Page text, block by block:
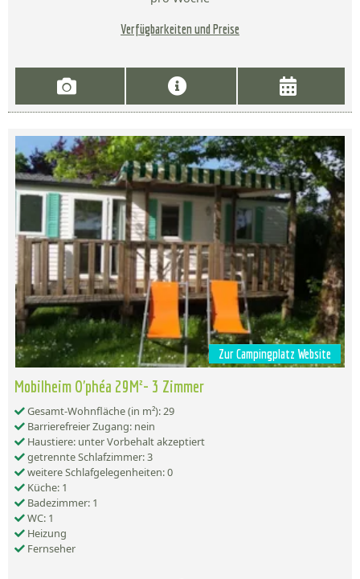
Verfügbarkeiten und Preise
Zur Campingplatz Website
Mobilheim O'phéa 29M²- 3 Zimmer
Gesamt-Wohnfläche (in m²): 29
Barrierefreier Zugang: nein
Haustiere: unter Vorbehalt akzeptiert
getrennte Schlafzimmer: 3
weitere Schlafgelegenheiten: 0
Küche: 1
Badezimmer: 1
WC: 1
Heizung
Fernseher